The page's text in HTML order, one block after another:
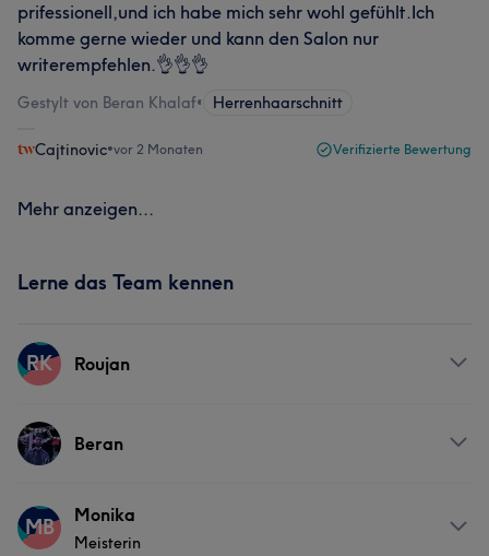
prifessionell,und ich habe mich sehr wohl gefühlt.Ich
komme gerne wieder und kann den Salon nur
writerempfehlen.👌👌👌
Gestylt von Beran Khalaf• Herrenhaarschnitt
Cajtinovic•vor 2 Monaten Verifizierte Bewertung
Mehr anzeigen...
Lerne das Team kennen
RK Roujan
ServicesBeran
Services
MB Monika
Meisterin